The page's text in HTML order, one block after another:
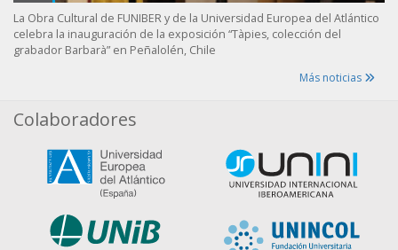
La Obra Cultural de FUNIBER y de la Universidad Europea del Atlántico
celebra la inauguración de la exposición “Tàpies, colección del
grabador Barbarà” en Peñalolén, Chile
Más noticias
Colaboradores